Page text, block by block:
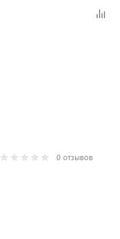
0 отзывов